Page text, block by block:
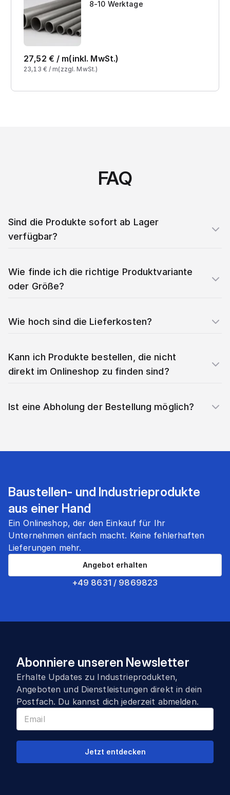
8-10 Werktage
27,52 € / m(inkl. MwSt.)
23,13 € / m(zzgl. MwSt.)
FAQ
Sind die Produkte sofort ab Lager
verfügbar?
Wie finde ich die richtige Produktvariante
oder Größe?
Wie hoch sind die Lieferkosten?
Kann ich Produkte bestellen, die nicht
direkt im Onlineshop zu finden sind?
Ist eine Abholung der Bestellung möglich?
Baustellen- und Industrieprodukte
aus einer Hand
Ein Onlineshop, der den Einkauf für Ihr
Unternehmen einfach macht. Keine fehlerhaften
Lieferungen mehr.
+49 8631 / 9869823
Angebot erhalten
Abonniere unseren Newsletter
Erhalte Updates zu Industrieprodukten,
Angeboten und Dienstleistungen direkt in dein
Postfach. Du kannst dich jederzeit abmelden.
Jetzt entdecken